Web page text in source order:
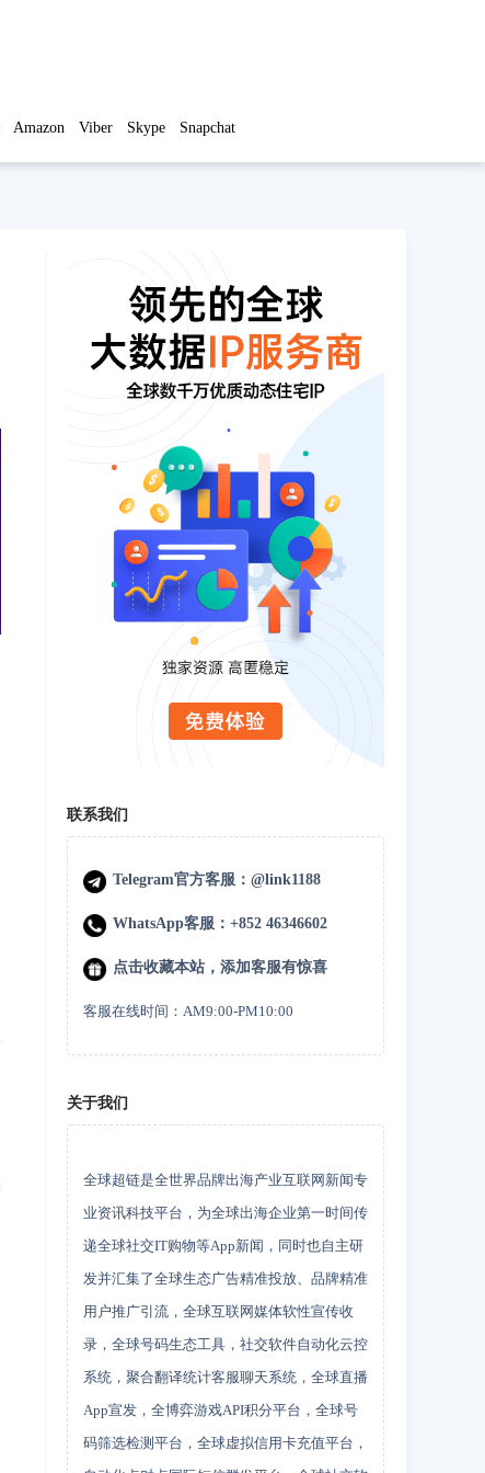
Amazon Viber Skype Snapchat
联系我们
Telegram官方客服：@link1188
WhatsApp客服：+852 46346602
点击收藏本站，添加客服有惊喜
客服在线时间：AM9:00-PM10:00
关于我们
全球超链是全世界品牌出海产业互联网新闻专
业资讯科技平台，为全球出海企业第一时间传
递全球社交IT购物等App新闻，同时也自主研
发并汇集了全球生态广告精准投放、品牌精准
用户推广引流，全球互联网媒体软性宣传收
录，全球号码生态工具，社交软件自动化云控
系统，聚合翻译统计客服聊天系统，全球直播
App宣发，全博弈游戏API积分平台，全球号
码筛选检测平台，全球虚拟信用卡充值平台，